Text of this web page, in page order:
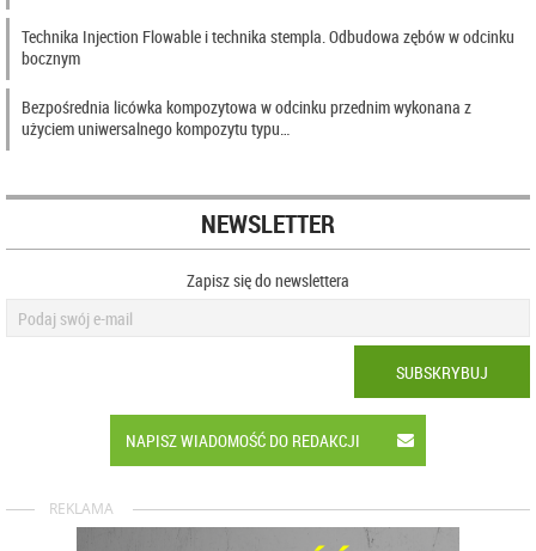
Technika Injection Flowable i technika stempla. Odbudowa zębów w odcinku
bocznym
Bezpośrednia licówka kompozytowa w odcinku przednim wykonana z
użyciem uniwersalnego kompozytu typu…
NEWSLETTER
Zapisz się do newslettera
SUBSKRYBUJ
NAPISZ WIADOMOŚĆ DO REDAKCJI
REKLAMA